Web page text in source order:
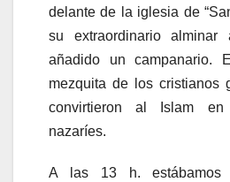
delante de la iglesia de
su extraordinario
añadido un campanario.
mezquita de los cristianos
convirtieron al Islam
nazaríes.
A las 13 h. estábamos